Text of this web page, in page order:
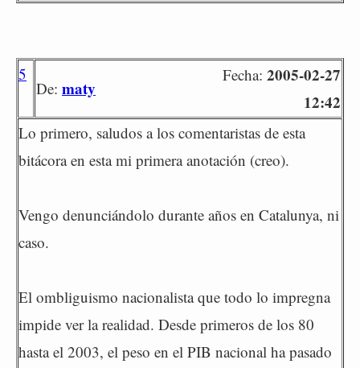
5
De: maty
Fecha: 2005-02-27
12:42
Lo primero, saludos a los comentaristas de esta
bitácora en esta mi primera anotación (creo).
Vengo denunciándolo durante años en Catalunya, ni
caso.
El ombliguismo nacionalista que todo lo impregna
impide ver la realidad. Desde primeros de los 80
hasta el 2003, el peso en el PIB nacional ha pasado